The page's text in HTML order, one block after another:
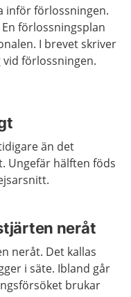
inför förlossningen.
förlossningsplan
I brevet skriver
förlossningen.
än det
Ungefär hälften föds
neråt
neråt. Det kallas
i säte. Ibland går
brukar